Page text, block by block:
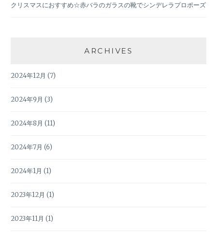
クリスマスにおすすめ☆赤バラのガラスの靴でシンデレラプロポーズ
ARCHIVES
2024年12月 (7)
2024年9月 (3)
2024年8月 (11)
2024年7月 (6)
2024年1月 (1)
2023年12月 (1)
2023年11月 (1)